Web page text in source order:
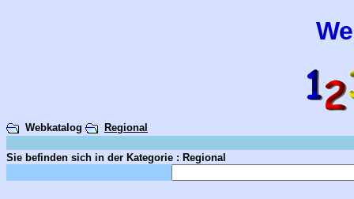
Webkatalog Regional
Sie befinden sich in der Kategorie : Regional